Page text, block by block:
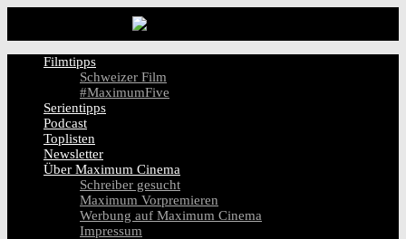
Filmtipps
Schweizer Film
#MaximumFive
Serientipps
Podcast
Toplisten
Newsletter
Über Maximum Cinema
Schreiber gesucht
Maximum Vorpremieren
Werbung auf Maximum Cinema
Impressum